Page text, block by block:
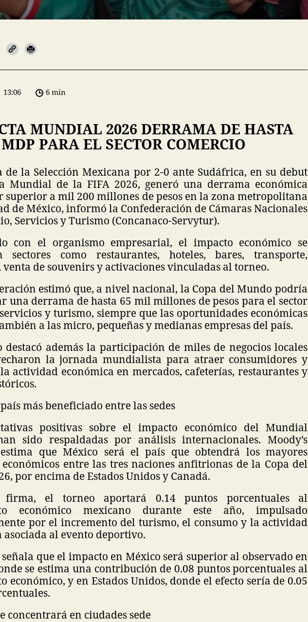
13:06 6 min
MUNDIAL 2026 DERRAMA DE HASTA
PARA EL SECTOR COMERCIO
la Selección Mexicana por 2-0 ante Sudáfrica, en su debut
Mundial de la FIFA 2026, generó una derrama económica
a mil 200 millones de pesos en la zona metropolitana
de México, informó la Confederación de Cámaras Nacionales
Servicios y Turismo (Concanaco-Servytur).
con el organismo empresarial, el impacto económico se
sectores como restaurantes, hoteles, bares, transporte,
venta de souvenirs y activaciones vinculadas al torneo.
estimó que, a nivel nacional, la Copa del Mundo podría
una derrama de hasta 65 mil millones de pesos para el sector
y turismo, siempre que las oportunidades económicas
a las micro, pequeñas y medianas empresas del país.
destacó además la participación de miles de negocios locales
la jornada mundialista para atraer consumidores y
actividad económica en mercados, cafeterías, restaurantes y
más beneficiado entre las sedes
positivas sobre el impacto económico del Mundial
sido respaldadas por análisis internacionales. Moody’s
que México será el país que obtendrá los mayores
entre las tres naciones anfitrionas de la Copa del
por encima de Estados Unidos y Canadá.
firma, el torneo aportará 0.14 puntos porcentuales al
económico mexicano durante este año, impulsado
por el incremento del turismo, el consumo y la actividad
asociada al evento deportivo.
que el impacto en México será superior al observado en
se estima una contribución de 0.08 puntos porcentuales al
económico, y en Estados Unidos, donde el efecto sería de 0.05
concentrará en ciudades sede